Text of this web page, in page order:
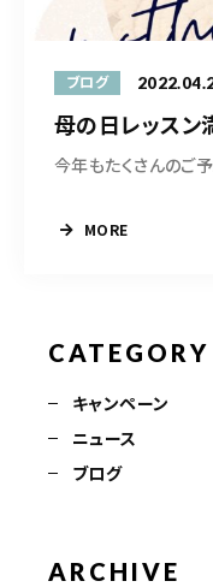
ブログ
母の日レッス
今年もたくさんのご
MORE
CATEGORY
キャンペーン
ニュース
ブログ
ARCHIVE